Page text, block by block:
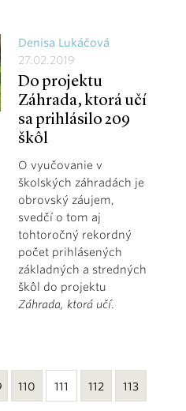
Denisa Lukáčová
27.02.2019
Do projektu
Záhrada, ktorá učí
sa prihlásilo 209
škôl
O vyučovanie v
školských záhradách je
obrovský záujem,
svedčí o tom aj
tohtoročný rekordný
počet prihlásených
základných a stredných
škôl do projektu
Záhrada, ktorá učí.
110 111 112 113